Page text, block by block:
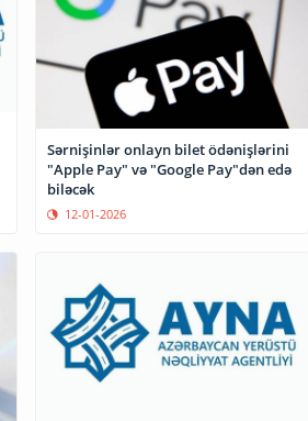
Sərnişinlər onlayn bilet ödənişlərini
"Apple Pay" və "Google Pay"dən edə
biləcək
12-01-2026